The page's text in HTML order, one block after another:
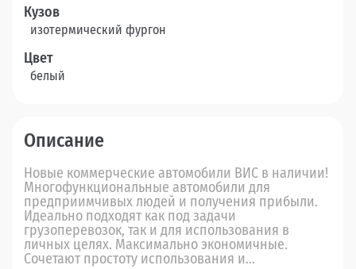
Кузов
изотермический фургон
Цвет
белый
Описание
Новые коммерческие автомобили ВИС в наличии!
Многофункциональные автомобили для
предприимчивых людей и получения прибыли.
Идеально подходят как под задачи
грузоперевозок, так и для использования в
личных целях. Максимально экономичные.
Сочетают простоту использования и...